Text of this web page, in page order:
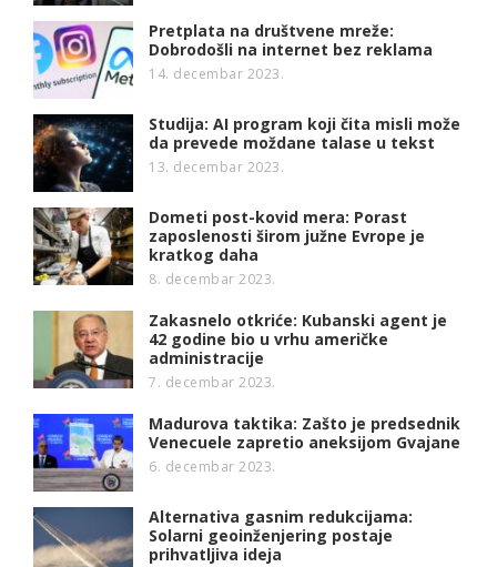
Pretplata na društvene mreže:
Dobrodošli na internet bez reklama
14. decembar 2023.
Studija: AI program koji čita misli može
da prevede moždane talase u tekst
13. decembar 2023.
Dometi post-kovid mera: Porast
zaposlenosti širom južne Evrope je
kratkog daha
8. decembar 2023.
Zakasnelo otkriće: Kubanski agent je
42 godine bio u vrhu američke
administracije
7. decembar 2023.
Madurova taktika: Zašto je predsednik
Venecuele zapretio aneksijom Gvajane
6. decembar 2023.
Alternativa gasnim redukcijama:
Solarni geoinženjering postaje
prihvatljiva ideja